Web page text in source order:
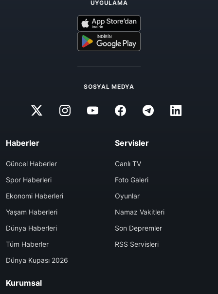
UYGULAMA
SOSYAL MEDYA
Haberler
Güncel Haberler
Spor Haberleri
Ekonomi Haberleri
Yaşam Haberleri
Dünya Haberleri
Tüm Haberler
Dünya Kupası 2026
Servisler
Canlı TV
Foto Galeri
Oyunlar
Namaz Vakitleri
Son Depremler
RSS Servisleri
Kurumsal